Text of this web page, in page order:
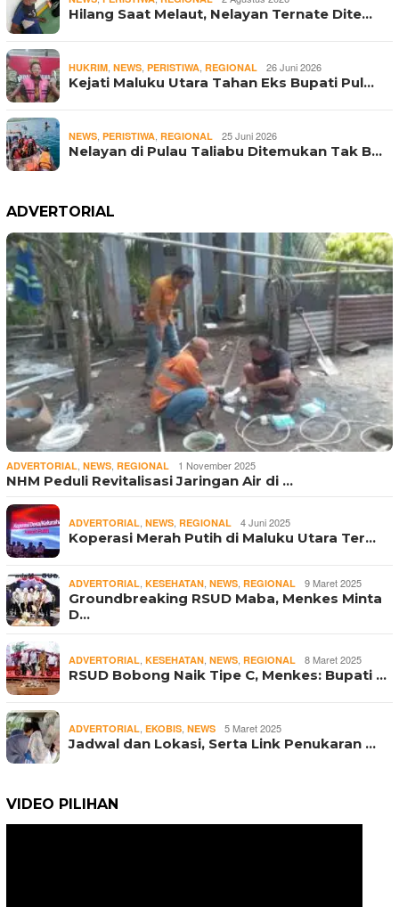
Hilang Saat Melaut, Nelayan Ternate Dite…
HUKRIM NEWS PERISTIWA REGIONAL 26 Juni 2026
Kejati Maluku Utara Tahan Eks Bupati Pul…
NEWS PERISTIWA REGIONAL 25 Juni 2026
Nelayan di Pulau Taliabu Ditemukan Tak B…
ADVERTORIAL
ADVERTORIAL NEWS REGIONAL 1 November 2025
NHM Peduli Revitalisasi Jaringan Air di …
ADVERTORIAL NEWS REGIONAL 4 Juni 2025
Koperasi Merah Putih di Maluku Utara Ter…
ADVERTORIAL KESEHATAN NEWS REGIONAL 9 Maret 2025
Groundbreaking RSUD Maba, Menkes Minta
D…
ADVERTORIAL KESEHATAN NEWS REGIONAL 8 Maret 2025
RSUD Bobong Naik Tipe C, Menkes: Bupati …
ADVERTORIAL EKOBIS NEWS 5 Maret 2025
Jadwal dan Lokasi, Serta Link Penukaran …
VIDEO PILIHAN